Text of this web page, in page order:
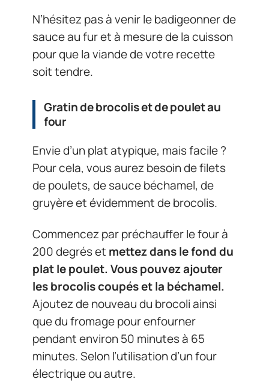
N’hésitez pas à venir le badigeonner de
sauce au fur et à mesure de la cuisson
pour que la viande de votre recette
soit tendre.
Gratin de brocolis et de poulet au
four
Envie d’un plat atypique, mais facile ?
Pour cela, vous aurez besoin de filets
de poulets, de sauce béchamel, de
gruyère et évidemment de brocolis.
Commencez par préchauffer le four à
200 degrés et mettez dans le fond du
plat le poulet. Vous pouvez ajouter
les brocolis coupés et la béchamel.
Ajoutez de nouveau du brocoli ainsi
que du fromage pour enfourner
pendant environ 50 minutes à 65
minutes. Selon l’utilisation d’un four
électrique ou autre.